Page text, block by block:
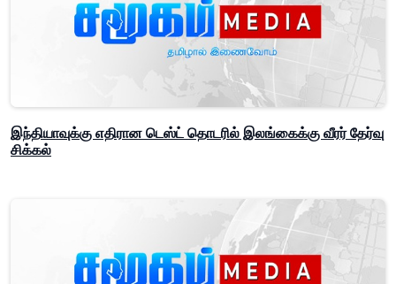
இந்தியாவுக்கு எதிரான டெஸ்ட் தொடரில் இலங்கைக்கு வீரர் தேர்வு
சிக்கல்